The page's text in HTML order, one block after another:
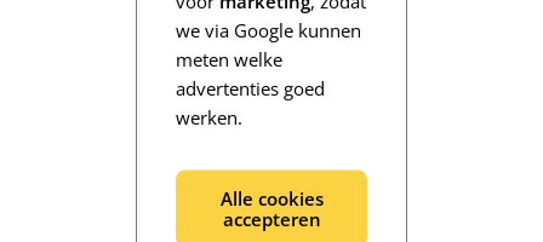
we via Google kunnen
meten welke
advertenties goed
werken.
Alle cookies
accepteren
De inhoud wordt geladen...